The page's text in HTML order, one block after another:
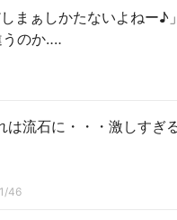
まぁしかたないよねー♪
のか‥‥
は流石に・・・激しすぎ
46